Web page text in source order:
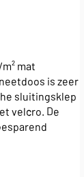
mat
is zeer
sluitingsklep
velcro. De